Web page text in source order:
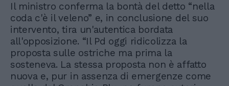
Il ministro conferma la bontà del detto “nella
coda c'è il veleno” e, in conclusione del suo
intervento, tira un'autentica bordata
all'opposizione. “Il Pd oggi ridicolizza la
proposta sulle ostriche ma prima la
sosteneva. La stessa proposta non è affatto
nuova e, pur in assenza di emergenze come